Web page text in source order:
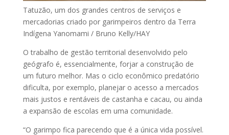
Tatuzão, um dos grandes centros de serviços e
mercadorias criado por garimpeiros dentro da Terra
Indígena Yanomami / Bruno Kelly/HAY
O trabalho de gestão territorial desenvolvido pelo
geógrafo é, essencialmente, forjar a construção de
um futuro melhor. Mas o ciclo econômico predatório
dificulta, por exemplo, planejar o acesso a mercados
mais justos e rentáveis de castanha e cacau, ou ainda
a expansão de escolas em uma comunidade.
“O garimpo fica parecendo que é a única vida possível.